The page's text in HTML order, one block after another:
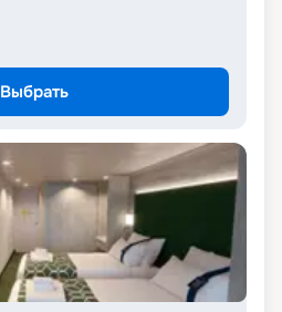
Выбрать